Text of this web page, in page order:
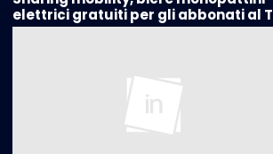
elettrici gratuiti per gli abbonati al